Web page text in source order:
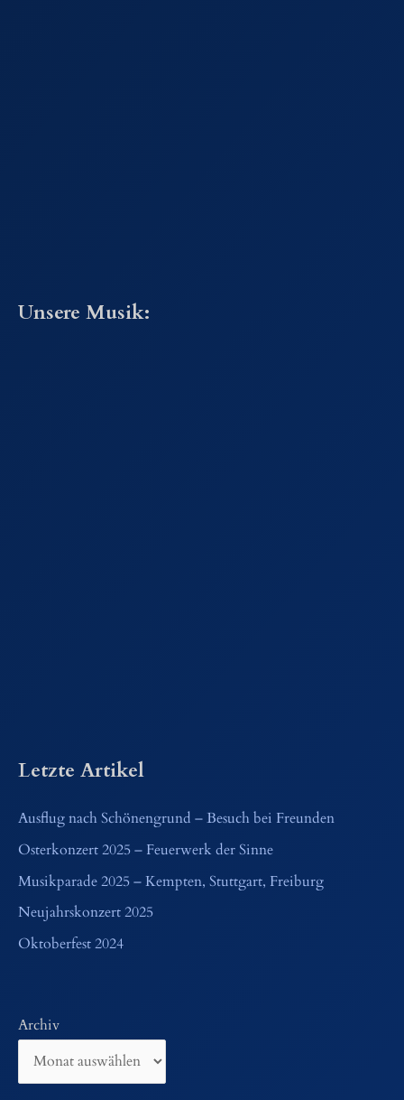
Unsere Musik:
Letzte Artikel
Ausflug nach Schönengrund – Besuch bei Freunden
Osterkonzert 2025 – Feuerwerk der Sinne
Musikparade 2025 – Kempten, Stuttgart, Freiburg
Neujahrskonzert 2025
Oktoberfest 2024
Archiv